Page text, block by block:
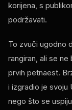
korijena, s
podržavati.
To zvuči ugodno
rangiran, ali se
prvih petnaest.
i izgradio je svoju
nego što se